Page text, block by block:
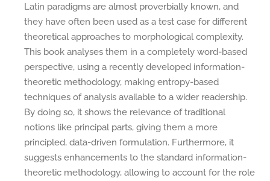
Latin paradigms are almost proverbially known, and
they have often been used as a test case for different
theoretical approaches to morphological complexity.
This book analyses them in a completely word-based
perspective, using a recently developed information-
theoretic methodology, making entropy-based
techniques of analysis available to a wider readership.
By doing so, it shows the relevance of traditional
notions like principal parts, giving them a more
principled, data-driven formulation. Furthermore, it
suggests enhancements to the standard information-
theoretic methodology, allowing to account for the role